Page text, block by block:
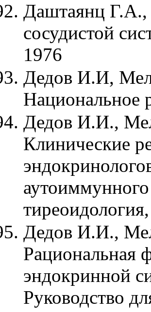
Даштаянц
сосудистой
1976
Дедов И.И,
Национальное
Дедов И.И.,
Клинические
Дедов И.И.,
Рациональная
эндокринной
Руководство